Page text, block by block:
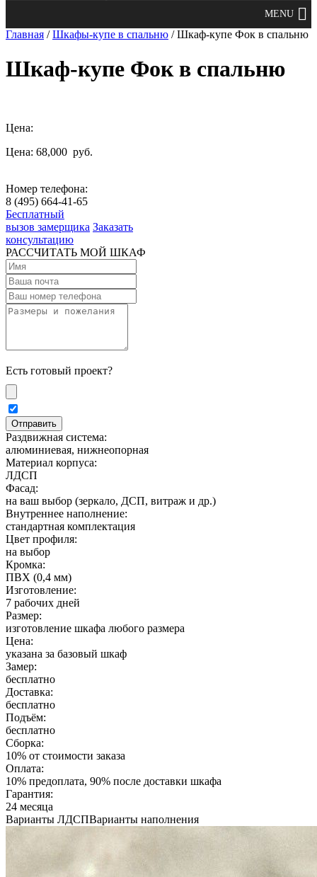
Главная /Шкафы-купе в спальню / Шкаф-купе Фок в спальню
Шкаф-купе Фок в спальню
Цена:
Цена: 68,000 руб.
Номер телефона:
8 (495) 664-41-65
Бесплатный
вызов замерщика Заказать
консультацию
РАССЧИТАТЬ МОЙ ШКАФ
Есть готовый проект?
Раздвижная система:
алюминиевая, нижнеопорная
Материал корпуса:
ЛДСП
Фасад:
на ваш выбор (зеркало, ДСП, витраж и др.)
Внутреннее наполнение:
стандартная комплектация
Цвет профиля:
на выбор
Кромка:
ПВХ (0,4 мм)
Изготовление:
7 рабочих дней
Размер:
изготовление шкафа любого размера
Цена:
указана за базовый шкаф
Замер:
бесплатно
Доставка:
бесплатно
Подъём:
бесплатно
Сборка:
10% от стоимости заказа
Оплата:
10% предоплата, 90% после доставки шкафа
Гарантия:
24 месяца
Варианты ЛДСПВарианты наполнения